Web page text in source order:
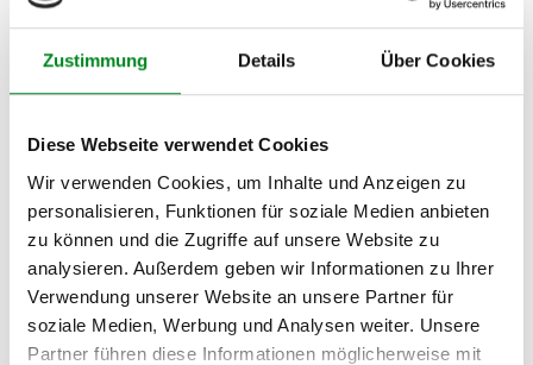
Zustimmung Details Über Cookies
Diese Webseite verwendet Cookies
Wir verwenden Cookies, um Inhalte und Anzeigen zu
personalisieren, Funktionen für soziale Medien anbieten
zu können und die Zugriffe auf unsere Website zu
analysieren. Außerdem geben wir Informationen zu Ihrer
Verwendung unserer Website an unsere Partner für
soziale Medien, Werbung und Analysen weiter. Unsere
Partner führen diese Informationen möglicherweise mit
nur noch 1 verfügbar
– besser sofort bestellen